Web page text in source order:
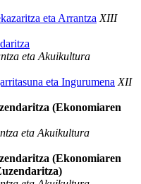
eta Arrantza XIII
eta Akuikultura
eta Ingurumena XII
(Ekonomiaren
eta Akuikultura
(Ekonomiaren